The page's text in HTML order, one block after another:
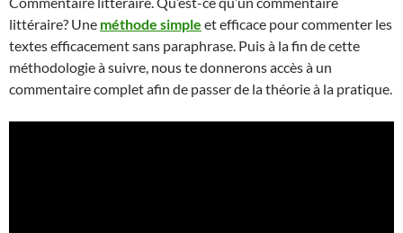
littéraire? Une méthode simple et efficace pour commenter les
textes efficacement sans paraphrase. Puis à la fin de cette
méthodologie à suivre, nous te donnerons accès à un
commentaire complet afin de passer de la théorie à la pratique.